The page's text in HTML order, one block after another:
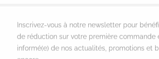
Inscrivez-vous à notre newsletter pour
de réduction sur votre première commande
informé(e) de nos actualités, promotions et